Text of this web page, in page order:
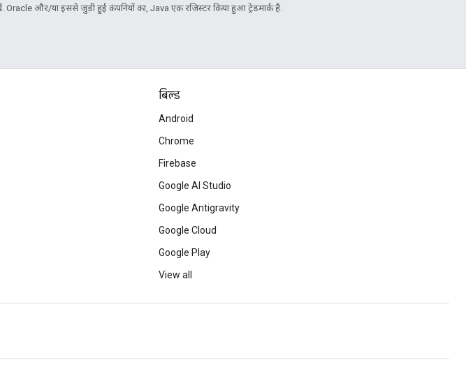
और/या इससे जुड़ी हुई कंपनियों का, Java एक रजिस्टर किया हुआ ट्रेडमार्क है.
बिल्ड
Android
Chrome
Firebase
Google AI Studio
Google Antigravity
Google Cloud
Google Play
View all